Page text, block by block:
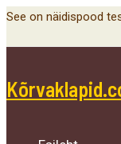
Skip
See on näidispood